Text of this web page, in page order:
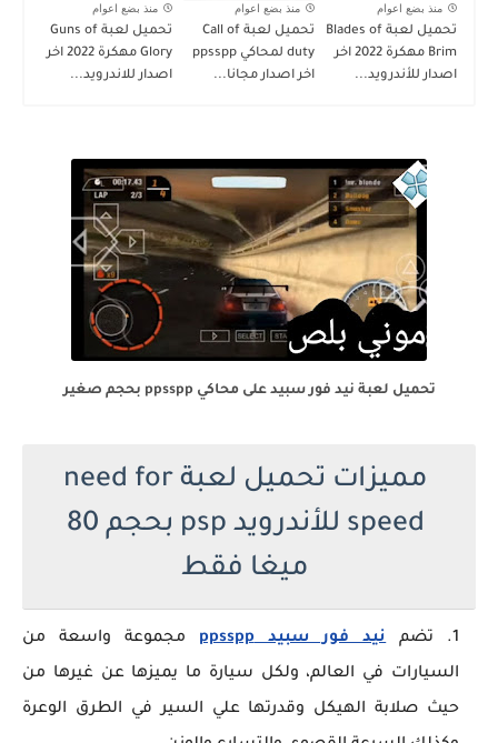
منذ بضع اعوام
تحميل لعبة Blades of
Brim مهكرة 2022 اخر
اصدار للأندرويد...
منذ بضع اعوام
تحميل لعبة Call of
duty لمحاكي ppsspp
اخر اصدار مجانا...
منذ بضع اعوام
تحميل لعبة Guns of
Glory مهكرة 2022 اخر
اصدار للاندرويد...
تحميل لعبة نيد فور سبيد على محاكي ppsspp بحجم صغير
مميزات تحميل لعبة need for
speed للأندرويد psp بحجم 80
ميغا فقط
تضمنيد فور سبيد ppsspp
مجموعة واسعة من
السيارات في العالم، ولكل سيارة ما يميزها عن غيرها من
حيث صلابة الهيكل وقدرتها علي السير في الطرق الوعرة